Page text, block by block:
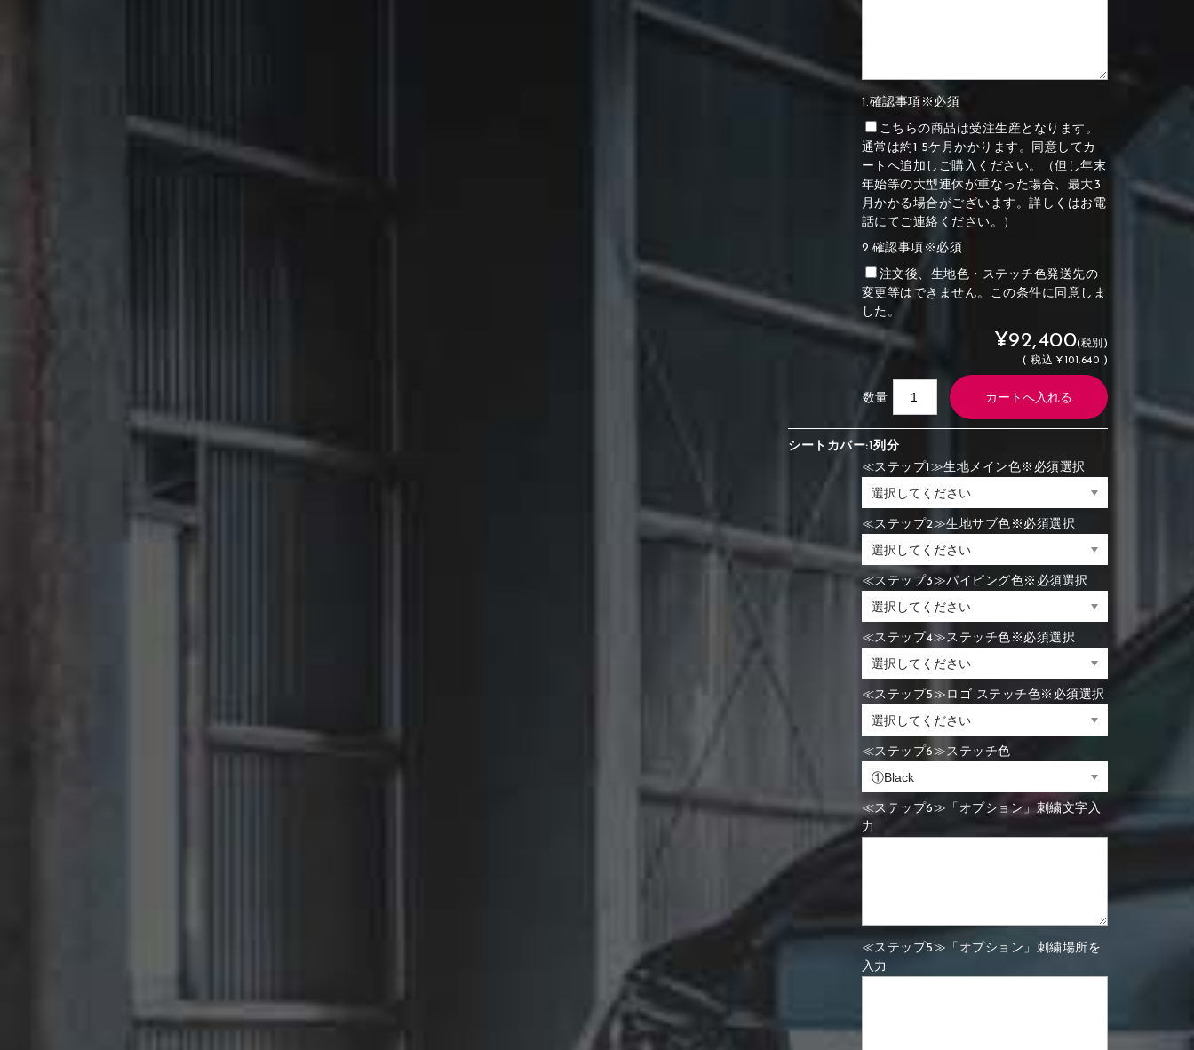
1.確認事項※必須
こちらの商品は受注生産となります。
通常は約1.5ケ月かかります。同意してカ
ートへ追加しご購入ください。（但し年末
年始等の大型連休が重なった場合、最大3
月かかる場合がございます。詳しくはお電
話にてご連絡ください。）
2.確認事項※必須
注文後、生地色・ステッチ色発送先の
変更等はできません。この条件に同意しま
した。
¥92,400(税別)
( 税込 ¥101,640 )
数量
シートカバー:1列分
≪ステップ1≫生地メイン色※必須選択
≪ステップ2≫生地サブ色※必須選択
≪ステップ3≫パイピング色※必須選択
≪ステップ4≫ステッチ色※必須選択
≪ステップ5≫ロゴ ステッチ色※必須選択
≪ステップ6≫ステッチ色
≪ステップ6≫「オプション」刺繍文字入
力
≪ステップ5≫「オプション」刺繍場所を
入力